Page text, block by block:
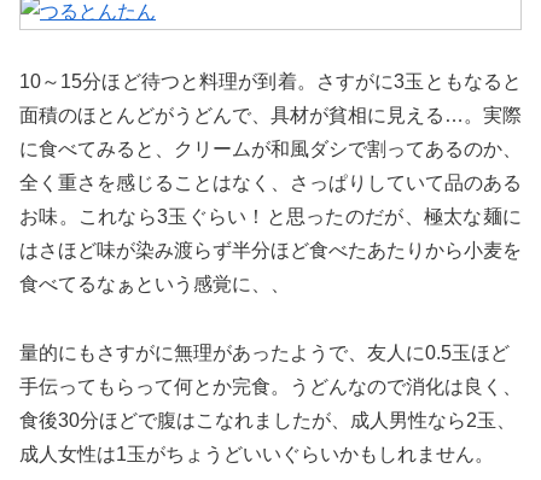
10～15分ほど待つと料理が到着。さすがに3玉ともなると
面積のほとんどがうどんで、具材が貧相に見える…。実際
に食べてみると、クリームが和風ダシで割ってあるのか、
全く重さを感じることはなく、さっぱりしていて品のある
お味。これなら3玉ぐらい！と思ったのだが、極太な麺に
はさほど味が染み渡らず半分ほど食べたあたりから小麦を
食べてるなぁという感覚に、、
量的にもさすがに無理があったようで、友人に0.5玉ほど
手伝ってもらって何とか完食。うどんなので消化は良く、
食後30分ほどで腹はこなれましたが、成人男性なら2玉、
成人女性は1玉がちょうどいいぐらいかもしれません。